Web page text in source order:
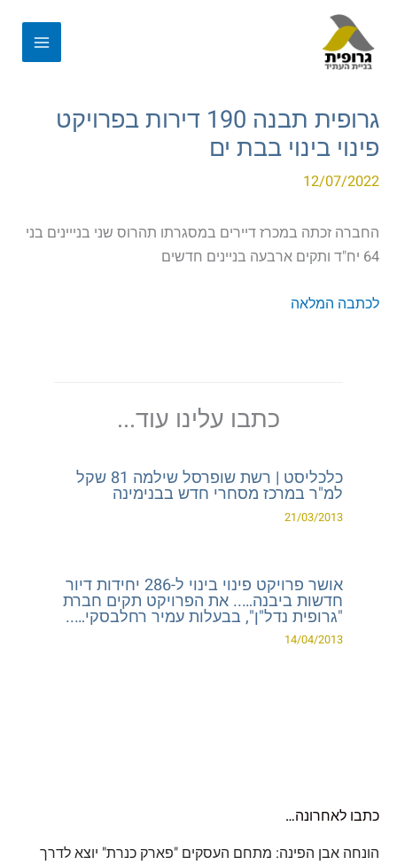
גרופית תבנה 190 דירות בפרויקט
פינוי בינוי בבת ים
12/07/2022
החברה זכתה במכרז דיירים במסגרתו תהרוס שני בנייינים בני
64 יח"ד ותקים ארבעה בניינים חדשים
לכתבה המלאה
כתבו עלינו עוד...
כלכליסט | רשת שופרסל שילמה 81 שקל
למ"ר במרכז מסחרי חדש בבנימינה
21/03/2013
אושר פרויקט פינוי בינוי ל-286 יחידות דיור
חדשות ביבנה….. את הפרויקט תקים חברת
"גרופית נדל"ן", בבעלות עמיר רחלבסקי…..
14/04/2013
כתבו לאחרונה…
הונחה אבן הפינה: מתחם העסקים "פארק כנרת" יוצא לדרך